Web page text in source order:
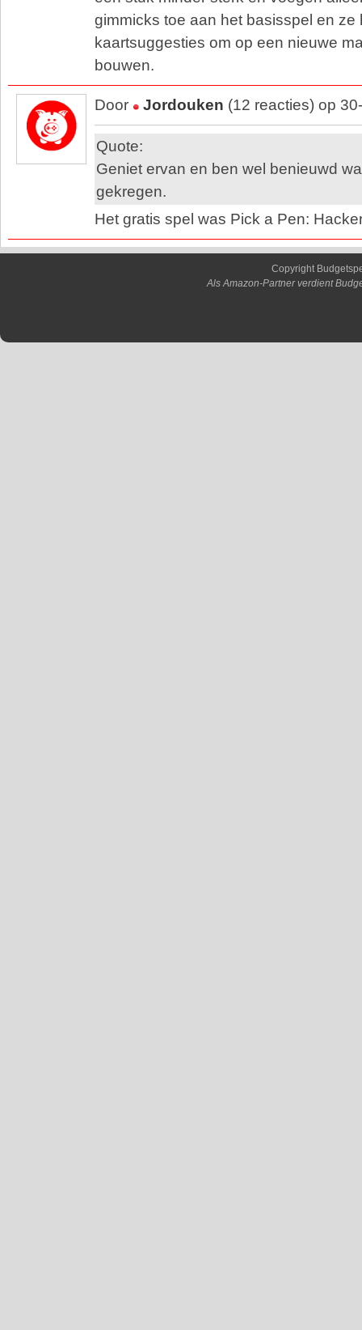
gimmicks toe aan het basisspel en ze
kaartsuggesties om op een nieuwe
bouwen.
Door Jordouken (12 reacties) op
Quote:
Geniet ervan en ben wel benieuwd
gekregen.
Het gratis spel was Pick a Pen:
Copyright
Als Amazon-Partner verdient